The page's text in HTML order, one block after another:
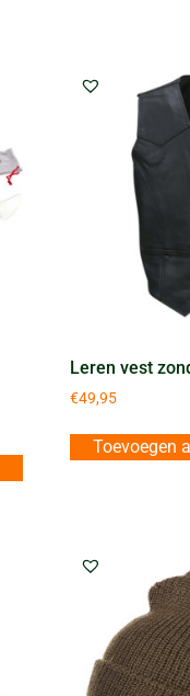
Leren vest
€49,95
Toevoegen